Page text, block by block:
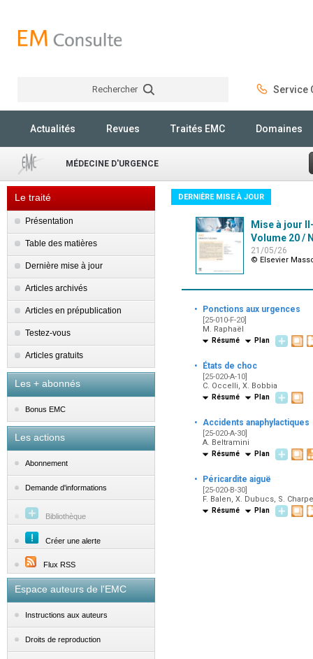
Rechercher Service
Actualités Revues Traités EMC Domaines
MÉDECINE D'URGENCE
Le traité
Présentation
Table des matières
Dernière mise à jour
Articles archivés
Articles en prépublication
Testez-vous
Articles gratuits
Les + abonnés
Bonus EMC
Les actions
Abonnement
Demande d'informations
Bibliothèque
Créer une alerte
Flux RSS
Espace auteurs de l'EMC
Instructions aux auteurs
Droits de reproduction
DERNIÈRE MISE À JOUR
Mise à jour
Volume 20 /
21/05/26
© Elsevier
· Ponctions aux urgences
[25-010-F-20]
M. Raphaël
Résumé Plan
· États de choc
[25-020-A-10]
C. Occelli, X. Bobbia
Résumé Plan
· Accidents anaphylactiques
[25-020-A-30]
A. Beltramini
Résumé Plan
· Péricardite aiguë
[25-020-B-30]
F. Balen, X. Dubucs, S.
Résumé Plan